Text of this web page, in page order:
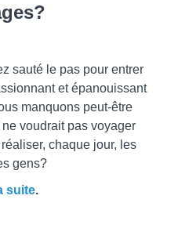
sauté le pas pour entrer
et épanouissant
manquons peut-être
voudrait pas voyager
chaque jour, les
gens?
suite.